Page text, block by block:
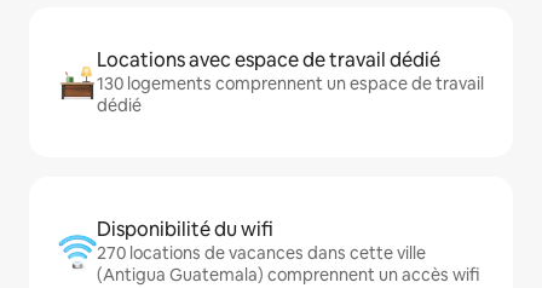
Locations avec espace de travail dédié
130 logements comprennent un espace de travail
dédié
Disponibilité du wifi
270 locations de vacances dans cette ville
(Antigua Guatemala) comprennent un accès wifi